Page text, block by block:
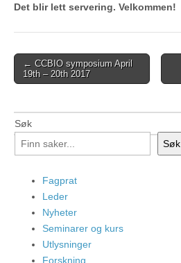
Det blir lett servering. Velkommen!
Post
navigation
← CCBIO symposium April
19th – 20th 2017
Søk
Søk
Fagprat
Leder
Nyheter
Seminarer og kurs
Utlysninger
Forskning